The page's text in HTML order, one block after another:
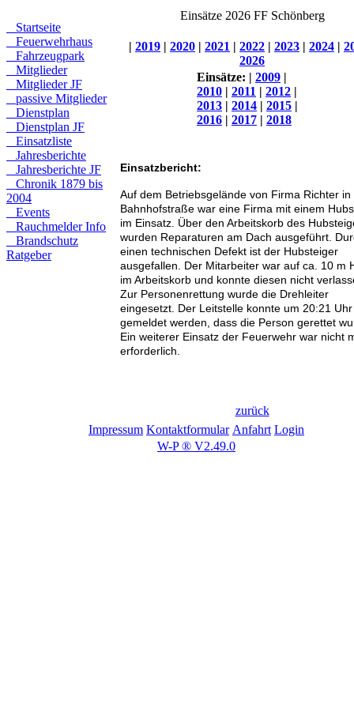
Startseite
Feuerwehrhaus
Fahrzeugpark
Mitglieder
Mitglieder JF
passive Mitglieder
Dienstplan
Dienstplan JF
Einsatzliste
Jahresberichte
Jahresberichte JF
Chronik 1879 bis
2004
Events
Rauchmelder Info
Brandschutz
Ratgeber
Einsätze 2026 FF Schönberg
| 2019 | 2020 | 2021 | 2022 | 2023 | 2024 |
2026
Einsätze: | 2009 |
2010 | 2011 | 2012 |
2013 | 2014 | 2015 |
2016 | 2017 | 2018
Einsatzbericht:
Auf dem Betriebsgelände von Firma Richter in
Bahnhofstraße war eine Firma mit einem
im Einsatz. Über den Arbeitskorb des
wurden Reparaturen am Dach ausgeführt.
einen technischen Defekt ist der Hubsteiger
ausgefallen. Der Mitarbeiter war auf ca. 10 m
im Arbeitskorb und konnte diesen nicht
Zur Personenrettung wurde die Drehleiter
eingesetzt. Der Leitstelle konnte um 20:21 Uhr
gemeldet werden, dass die Person gerettet
Ein weiterer Einsatz der Feuerwehr war nicht
erforderlich.
zurück
Impressum Kontaktformular Anfahrt Login
W-P ® V2.49.0